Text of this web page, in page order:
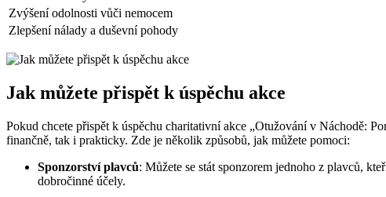
Zvýšení odolnosti vůči nemocem
Zlepšení nálady a duševní pohody
Jak můžete přispět k úspěchu akce
Pokud chcete přispět k úspěchu charitativní akce „Otužování v Náchodě:
finančně, tak i prakticky. Zde je několik způsobů, jak můžete pomoci:
Sponzorství plavců: Můžete se stát sponzorem jednoho z plavců,
dobročinné účely.